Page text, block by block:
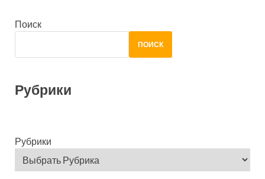
Поиск
ПОИСК
Рубрики
Рубрики